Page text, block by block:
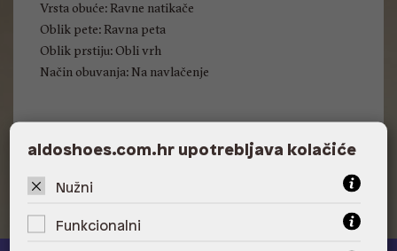
Vrsta obuće: Ravne natikače
Oblik pete: Ravna peta
Oblik prstiju: Obli vrh
Način obuvanja: Na navlačenje
aldoshoes.com.hr upotrebljava kolačiće
Nužni
Funkcionalni